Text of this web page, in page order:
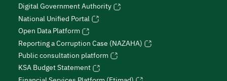
Digital Government Authority
National Unified Portal
Open Data Platform
Reporting a Corruption Case (NAZAHA)
Public consultation platform
KSA Budget Statement